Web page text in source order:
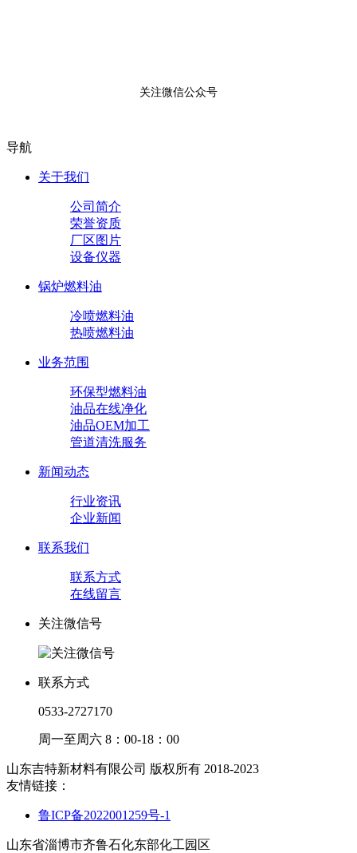
关注微信公众号
导航
关于我们
公司简介
荣誉资质
厂区图片
设备仪器
锅炉燃料油
冷喷燃料油
热喷燃料油
业务范围
环保型燃料油
油品在线净化
油品OEM加工
管道清洗服务
新闻动态
行业资讯
企业新闻
联系我们
联系方式
在线留言
关注微信号
联系方式
0533-2727170
周一至周六 8：00-18：00
山东吉特新材料有限公司 版权所有 2018-2023
友情链接：
鲁ICP备2022001259号-1
山东省淄博市齐鲁石化东部化工园区